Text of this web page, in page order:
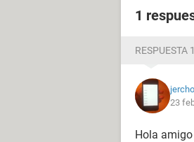
1
RESPUESTA
jercho
23
Hola